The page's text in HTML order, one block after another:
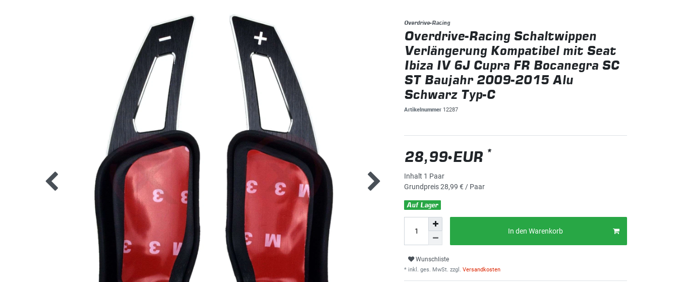
Overdrive-Racing
Overdrive-Racing Schaltwippen
Verlängerung Kompatibel mit Seat
Ibiza IV 6J Cupra FR Bocanegra SC
ST Baujahr 2009-2015 Alu
Schwarz Typ-C
Artikelnummer 12287
28,99 EUR *
Inhalt 1 Paar
Grundpreis28,99 € / Paar
Auf Lager
In den Warenkorb
Wunschliste
* inkl. ges. MwSt. zzgl. Versandkosten